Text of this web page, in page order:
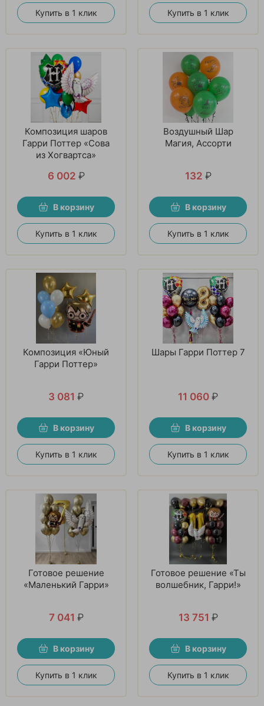
Купить в 1 клик Купить в 1 клик
Композиция шаров
Гарри Поттер «Сова
из Хогвартса»
6 002 ₽
В корзину
Купить в 1 клик
Воздушный Шар
Магия, Ассорти
132 ₽
В корзину
Купить в 1 клик
Композиция «Юный
Гарри Поттер»
3 081 ₽
В корзину
Купить в 1 клик
Шары Гарри Поттер 7
11 060 ₽
В корзину
Купить в 1 клик
Готовое решение
«Маленький Гарри»
7 041 ₽
В корзину
Купить в 1 клик
Готовое решение «Ты
волшебник, Гарри!»
13 751 ₽
В корзину
Купить в 1 клик